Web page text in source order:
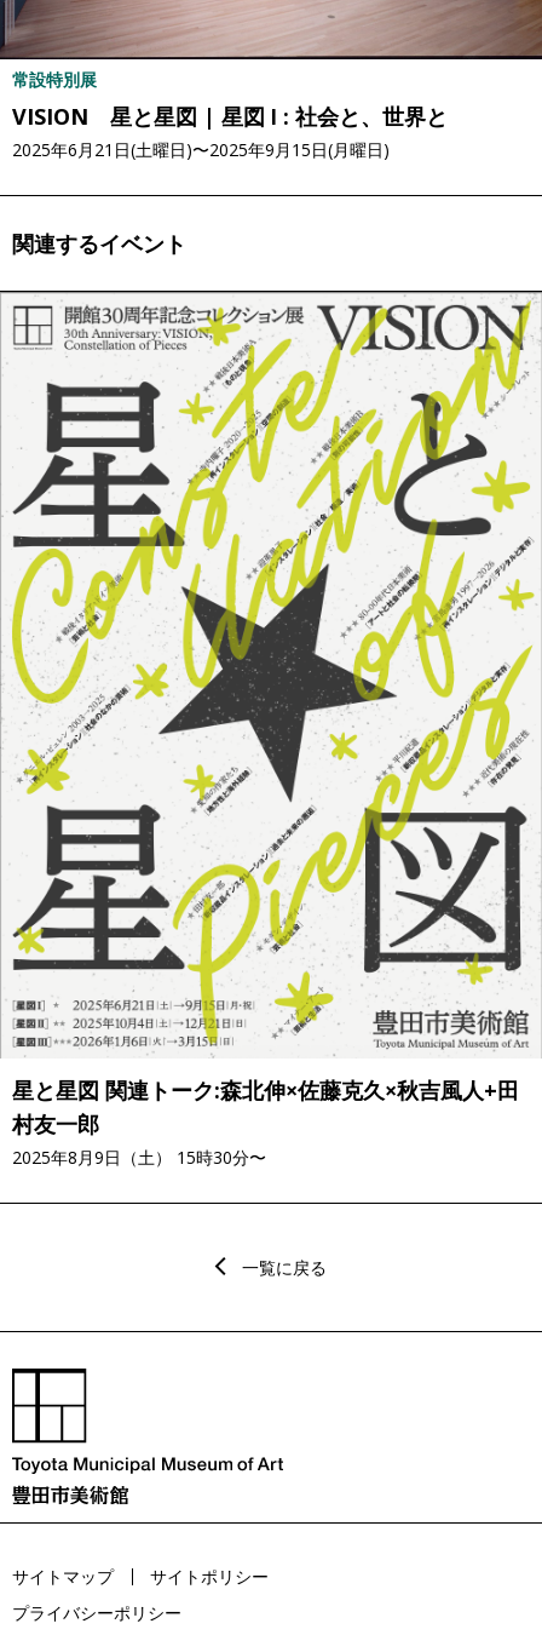
常設特別展
VISION 星と星図 | 星図 Ⅰ : 社会と、世界と
2025年6月21日(土曜日)〜2025年9月15日(月曜日)
関連するイベント
星と星図 関連トーク:森北伸×佐藤克久×秋吉風人+田
村友一郎
2025年8月9日（土） 15時30分〜
一覧に戻る
サイトマップ
サイトポリシー
プライバシーポリシー